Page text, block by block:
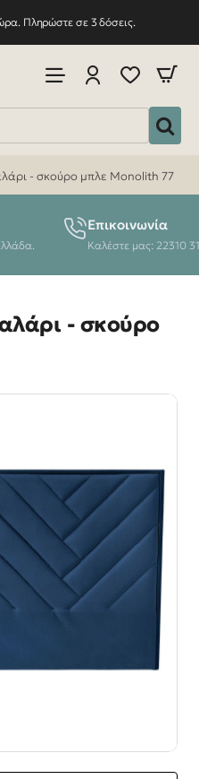
Πληρώστε σε 3 δόσεις.
- σκούρο μπλε Monolith 77
Επικοινωνία
Καλέστε μας: 22310
- σκούρο
-17%